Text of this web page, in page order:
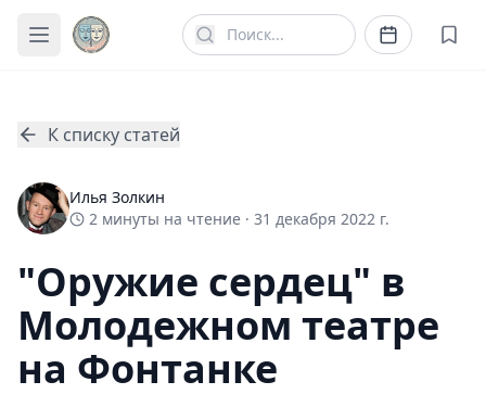
К списку статей
Илья Золкин
2 минуты на чтение · 31 декабря 2022 г.
"Оружие сердец" в
Молодежном театре
на Фонтанке